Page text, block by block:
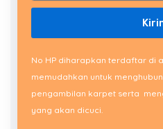
No HP diharapkan terdaftar di
memudahkan untuk
pengambilan karpet serta
yang akan dicuci.